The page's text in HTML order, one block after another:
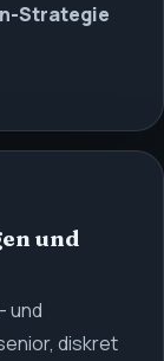
Strategie
und
und
diskret